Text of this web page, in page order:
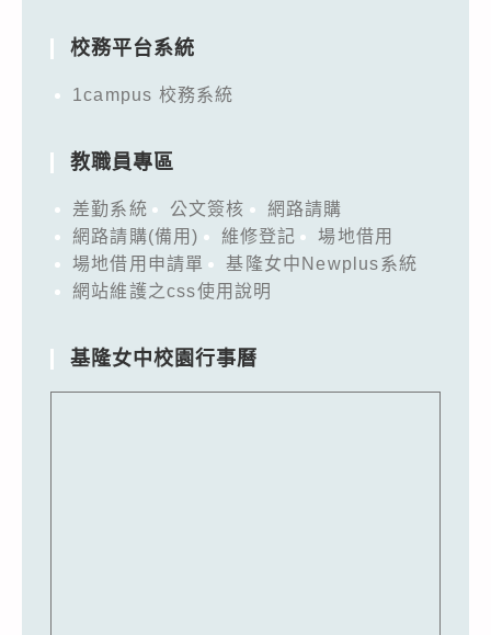
校務平台系統
1campus 校務系統
教職員專區
差勤系統 公文簽核
網路請購
網路請購(備用)
維修登記
場地借用
場地借用申請單
基隆女中Newplus系統
網站維護之css使用說明
基隆女中校園行事曆